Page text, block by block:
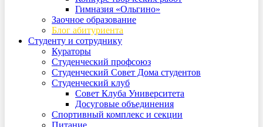
Гимназия «Ольгино»
Заочное образование
Блог абитуриента
Студенту и сотруднику
Кураторы
Студенческий профсоюз
Студенческий Совет Дома студентов
Студенческий клуб
Совет Клуба Университета
Досуговые объединения
Спортивный комплекс и секции
Питание